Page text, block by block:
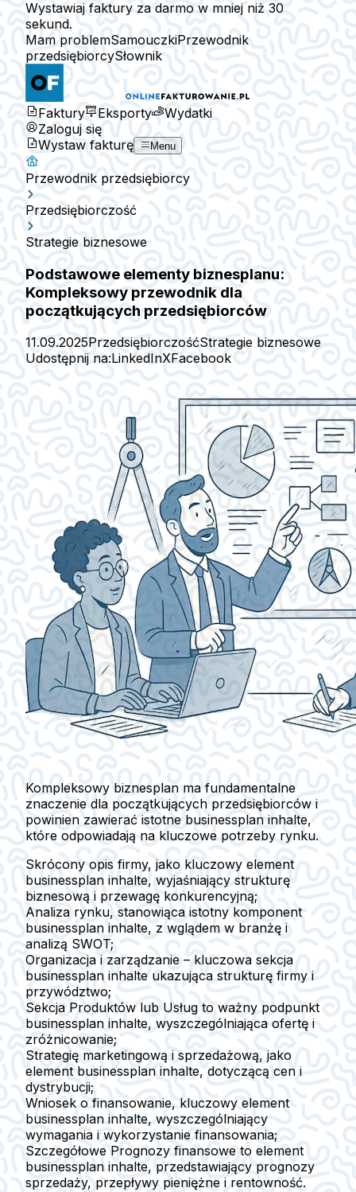
Wystawiaj faktury za darmo w mniej niż 30
sekund.
Mam problemSamouczkiPrzewodnik
przedsiębiorcySłownik
Faktury Eksporty
Wydatki
Zaloguj się
Wystaw fakturę
Menu
Przewodnik przedsiębiorcy
Przedsiębiorczość
Strategie biznesowe
Podstawowe elementy biznesplanu:
Kompleksowy przewodnik dla
początkujących przedsiębiorców
11.09.2025PrzedsiębiorczośćStrategie biznesowe
Udostępnij na:LinkedInXFacebook
Kompleksowy biznesplan ma fundamentalne
znaczenie dla początkujących przedsiębiorców i
powinien zawierać istotne businessplan inhalte,
które odpowiadają na kluczowe potrzeby rynku.
Skrócony opis firmy, jako kluczowy element
businessplan inhalte, wyjaśniający strukturę
biznesową i przewagę konkurencyjną;
Analiza rynku, stanowiąca istotny komponent
businessplan inhalte, z wglądem w branżę i
analizą SWOT;
Organizacja i zarządzanie – kluczowa sekcja
businessplan inhalte ukazująca strukturę firmy i
przywództwo;
Sekcja Produktów lub Usług to ważny podpunkt
businessplan inhalte, wyszczególniająca ofertę i
zróżnicowanie;
Strategię marketingową i sprzedażową, jako
element businessplan inhalte, dotyczącą cen i
dystrybucji;
Wniosek o finansowanie, kluczowy element
businessplan inhalte, wyszczególniający
wymagania i wykorzystanie finansowania;
Szczegółowe Prognozy finansowe to element
businessplan inhalte, przedstawiający prognozy
sprzedaży, przepływy pieniężne i rentowność.